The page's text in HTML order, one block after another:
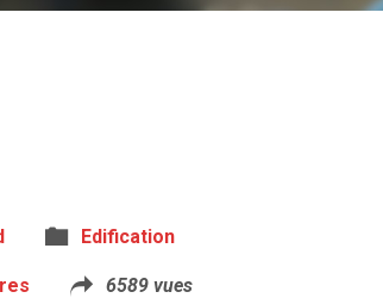
Edification
6589 vues